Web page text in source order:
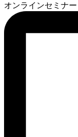
オンラインセミナー